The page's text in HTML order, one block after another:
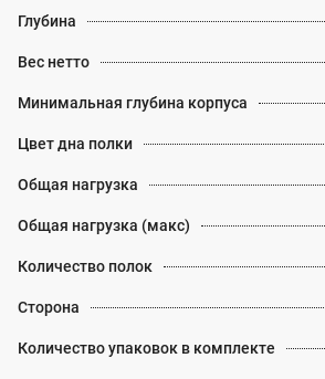
Глубина
Вес нетто
Минимальная глубина корпуса
Цвет дна полки
Общая нагрузка
Общая нагрузка (макс)
Количество полок
Сторона
Количество упаковок в комплекте